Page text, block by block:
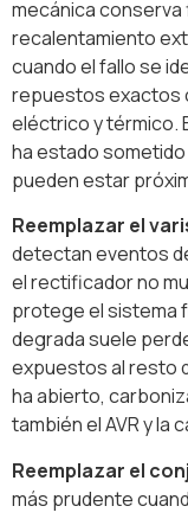
mecánica conserva
recalentamiento
cuando el fallo se
repuestos exactos
eléctrico y térmico.
ha estado
pueden estar
Reemplazar el
detectan eventos
el rectificador no
protege el sistema
degrada suele
expuestos al resto
ha abierto,
también el AVR y la
Reemplazar el
más prudente